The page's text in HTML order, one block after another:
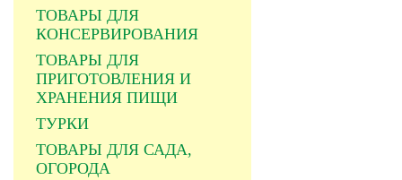
ТОВАРЫ ДЛЯ
КОНСЕРВИРОВАНИЯ
ТОВАРЫ ДЛЯ
ПРИГОТОВЛЕНИЯ И
ХРАНЕНИЯ ПИЩИ
ТУРКИ
ТОВАРЫ ДЛЯ САДА,
ОГОРОДА